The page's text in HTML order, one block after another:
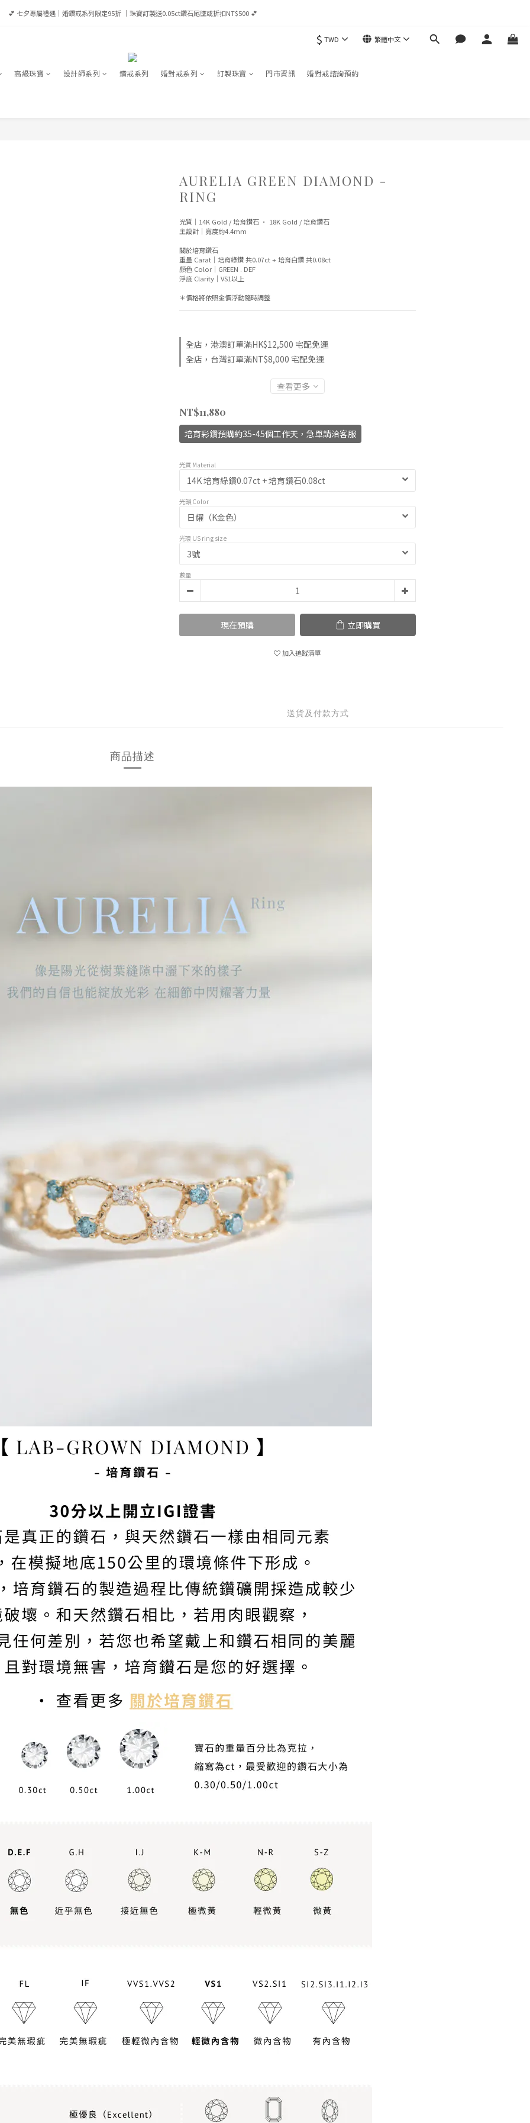
💕 七夕專屬禮遇｜婚鑽戒系列限定95折 ｜珠寶訂製送0.05ct鑽石尾墜或折扣NT$500 💕
💕 七夕專屬禮遇｜婚鑽戒系列限定95折 ｜珠寶訂製送0.05ct鑽石尾墜或折扣NT$500 💕
$ TWD 繁體中文
高級珠寶 設計師系列 鑽戒系列 婚對戒系列 訂製珠寶 門市資訊 婚對戒諮詢預約
AURELIA GREEN DIAMOND -
RING
光質｜14K Gold / 培育鑽石 · 18K Gold / 培育鑽石
主設計｜寬度約4.4mm
關於培育鑽石
重量 Carat｜培育綠鑽 共0.07ct + 培育白鑽 共0.08ct
顏色 Color｜GREEN . DEF
淨度 Clarity｜VS1以上
＊價格將依照金價浮動隨時調整
全店，港澳訂單滿HK$12,500 宅配免運
全店，台灣訂單滿NT$8,000 宅配免運
查看更多
NT$11,880
培育彩鑽預購約35-45個工作天，急單請洽客服
光質 Material
光韻 Color
光環 US ring size
數量
現在預購 立即購買
加入追蹤清單
送貨及付款方式
商品描述